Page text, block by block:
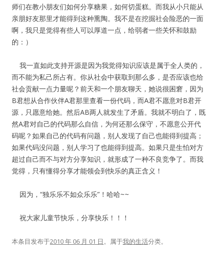
师们在教小朋友们如何分享糖果，如何切蛋糕。而我从小只能从
亲朋好友那里才能得到这种熏陶。我不是在挖掘社会险恶的一面
啊，我只是觉得有些人可以厚道一点，给弱者一些关怀和鼓励
的：）
我一直如此支持开源是因为我觉得知识应该是属于全人类的，
而不能为私己所占有。你从社会中获取到那么多，是否应该也给
社会贡献一点力量呢？前天和一个朋友聊天，她说很困窘，因为
B君想从合作伙伴A君那里查看一份代码，而A君不愿意对B君开
源，只愿意给她。然后AB两人就发生了矛盾。我就不明白了，既
然A君对自己的代码那么自信，为何还那么保守，不愿意公开代
码呢？如果自己的代码有问题，别人发现了自己也能得到提高；
如果代码没问题，别人学习了也能得到提高。如果只是生怕对方
超过自己而不与对方分享知识，就形成了一种不良竞争了。而我
觉得，只有懂得分享才能领会到快乐的真正含义！
因为，“独乐乐不如众乐乐”！哈哈~~
祝大家儿童节快乐，分享快乐！！！
本条目发布于2010 年 06 月 01 日。属于我的生活分类。